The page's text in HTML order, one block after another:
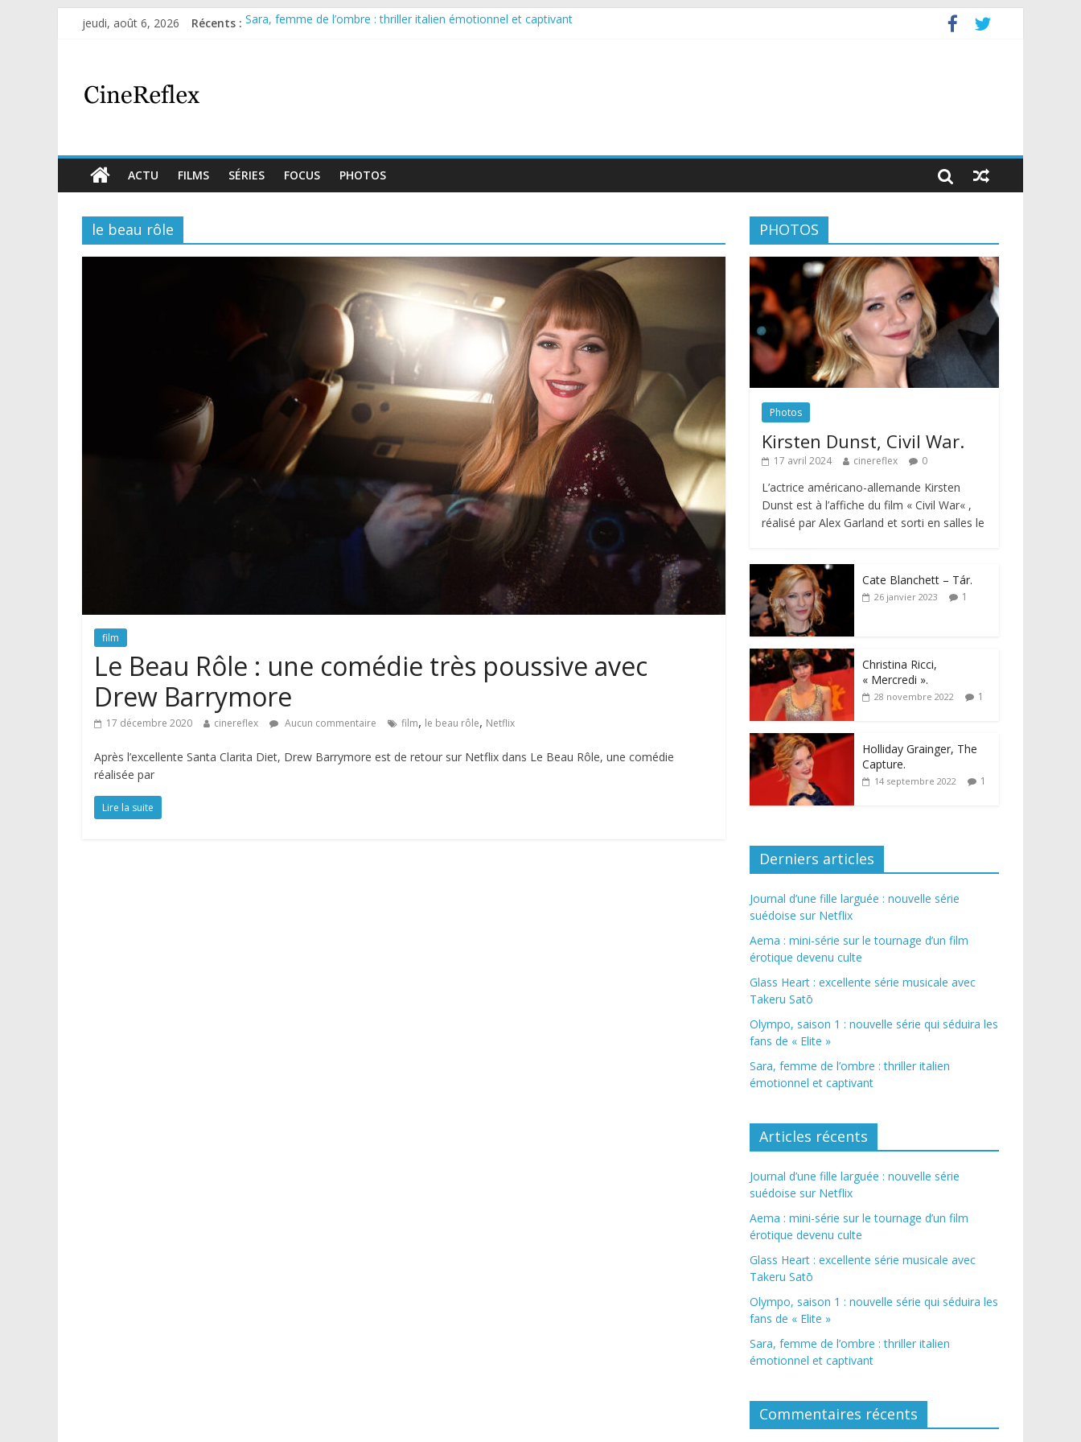
jeudi, août 6, 2026 Récents : Sara, femme de l’ombre : thriller italien émotionnel et captivant
ACTU FILMS SÉRIES FOCUS PHOTOS
le beau rôle
film
Le Beau Rôle : une comédie très poussive avec
Drew Barrymore
17 décembre 2020 cinereflex Aucun commentaire film, le beau rôle, Netflix
Après l’excellente Santa Clarita Diet, Drew Barrymore est de retour sur Netflix dans Le Beau Rôle, une comédie
réalisée par
Lire la suite
PHOTOS
Photos
Kirsten Dunst, Civil War.
17 avril 2024 cinereflex 0
L’actrice américano-allemande Kirsten
Dunst est à l’affiche du film « Civil War« ,
réalisé par Alex Garland et sorti en salles le
Cate Blanchett – Tár.
26 janvier 2023 1
Christina Ricci,
« Mercredi ».
28 novembre 2022 1
Holliday Grainger, The
Capture.
14 septembre 2022 1
Derniers articles
Journal d’une fille larguée : nouvelle série
suédoise sur Netflix
Aema : mini-série sur le tournage d’un film
érotique devenu culte
Glass Heart : excellente série musicale avec
Takeru Satō
Olympo, saison 1 : nouvelle série qui séduira les
fans de « Elite »
Sara, femme de l’ombre : thriller italien
émotionnel et captivant
Articles récents
Journal d’une fille larguée : nouvelle série
suédoise sur Netflix
Aema : mini-série sur le tournage d’un film
érotique devenu culte
Glass Heart : excellente série musicale avec
Takeru Satō
Olympo, saison 1 : nouvelle série qui séduira les
fans de « Elite »
Sara, femme de l’ombre : thriller italien
émotionnel et captivant
Commentaires récents